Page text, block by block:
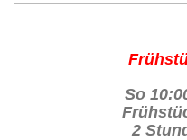
So
2